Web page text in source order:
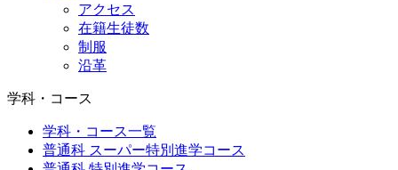
アクセス
在籍生徒数
制服
沿革
学科・コース
学科・コース一覧
普通科 スーパー特別進学コース